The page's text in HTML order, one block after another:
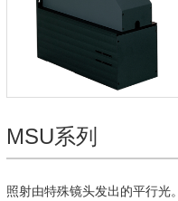
MSU系列
照射由特殊镜头发出的平行光